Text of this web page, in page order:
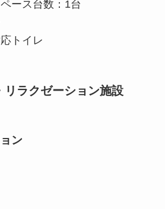
ース台数：1台
トイレ
リラクゼーション施設
ン